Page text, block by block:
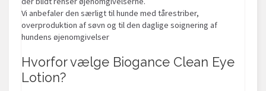
Vi anbefaler den særligt til hunde med tårestriber,
overproduktion af søvn og til den daglige soignering af
hundens øjenomgivelser
Hvorfor vælge Biogance Clean Eye
Lotion?